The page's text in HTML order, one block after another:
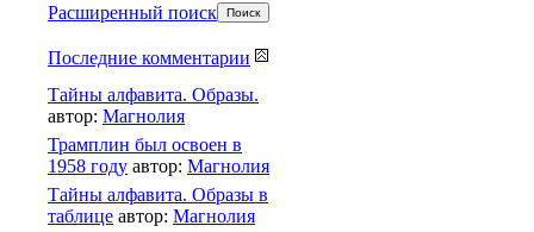
Расширенный поиск
Последние комментарии
Тайны алфавита. Образы.
автор: Магнолия
Трамплин был освоен в
1958 году автор: Магнолия
Тайны алфавита. Образы в
таблице автор: Магнолия